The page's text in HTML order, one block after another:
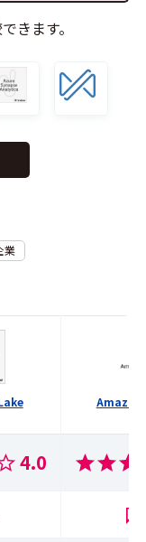
きます。
業
Amazon
4.0